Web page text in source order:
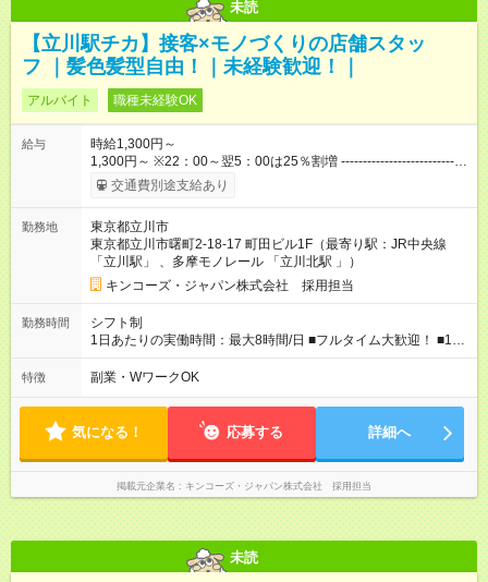
未読
【立川駅チカ】接客×モノづくりの店舗スタッ
フ ｜髪色髪型自由！｜未経験歓迎！｜
アルバイト 職種未経験OK
給与
時給1,300円～
1,300円～ ※22：00～翌5：00は25％割増 -----------------------------
---------------------------- ・配送スタッフは＋50円手当として加算さ
れます。 ・6か月ごとの業務評価で昇給あり！頑張っている人、
入社2か月後に時給が上がる可能性もあります。 【試用期間】試
用期間あり 試用期間の長さ：2ヶ月 雇用形態、給与は本採用時
と同じです。
交通費別途支給あり
勤務地
東京都立川市
東京都立川市曙町2‐18‐17 町田ビル1F（最寄り駅：JR中央線
「立川駅」 、多摩モノレール 「立川北駅 」）
キンコーズ・ジャパン株式会社 採用担当
勤務時間
シフト制
1日あたりの実働時間：最大8時間/日 ■フルタイム大歓迎！ ■1日
6時間以上、週4日からOK ■シフト例 ※状況に応じて要相談 実
働8時間例：9:00～18:00、11:00～20:00 実働6時間例：11:00～
特徴 副業・WワークOK
気になる！ 応募する 詳細へ
掲載元企業名 キンコーズ・ジャパン株式会社 採用担当
未読